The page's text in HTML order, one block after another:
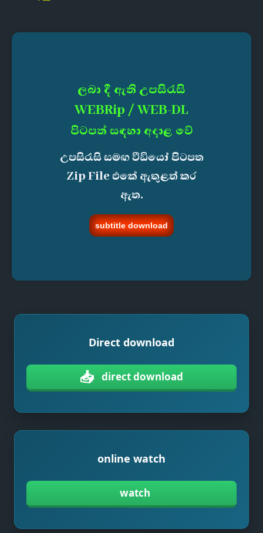
ලබා දී ඇති උපසිරැසි
WEBRip / WEB-DL
පිටපත් සඳහා අදාළ වේ
උපසිරැසි සමඟ වීඩියෝ පිටපත
Zip File එකේ ඇතුළත් කර
ඇත.
subtitle download
Direct download
📥 direct download
online watch
watch